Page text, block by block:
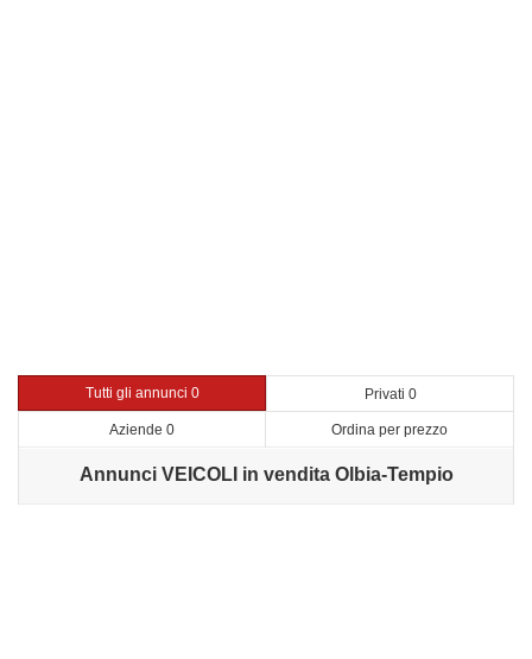
Tutti gli annunci 0 Privati 0
Aziende 0 Ordina per prezzo
Annunci VEICOLI in vendita Olbia-Tempio